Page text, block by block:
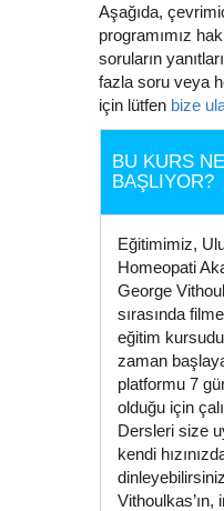
Aşağıda,
programımız
soruların
fazla soru veya
için lütfen bize
BU KURS
BAŞLIYOR?
Eğitimimiz,
Homeopati
George
sırasında
eğitim
zaman
platformu 7
olduğu için
Dersleri size
kendi
Vithoulkas’ın,